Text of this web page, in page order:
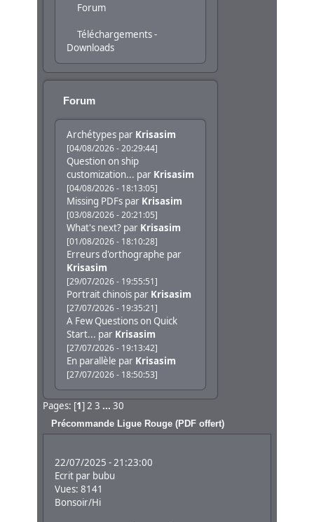
Forum
Téléchargements -
Downloads
Forum
Archétypespar Krisasim
[04/08/2026 - 20:29:44]
Question on ship
customization... par Krisasim
[04/08/2026 - 18:13:05]
Missing PDFspar Krisasim
[03/08/2026 - 20:21:05]
What's next?par Krisasim
[01/08/2026 - 18:10:28]
Erreurs d'orthographe par
Krisasim
[29/07/2026 - 19:55:51]
Portrait chinoispar Krisasim
[27/07/2026 - 19:35:21]
A Few Questions on Quick
Start... par Krisasim
[27/07/2026 - 19:13:42]
En parallèle par Krisasim
[27/07/2026 - 18:50:53]
Pages: [1]2 3 ... 30
Précommande Ligue Rouge (PDF offert)
22/07/2025 - 21:23:00
Ecrit par bubu
Vues: 8141
Bonsoir/Hi